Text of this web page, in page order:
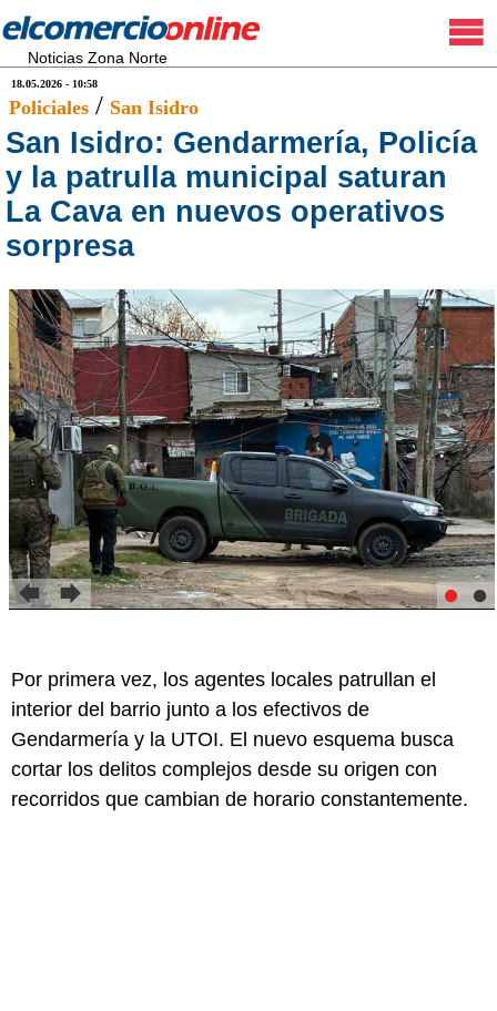
Noticias Zona Norte
18.05.2026 - 10:58
Policiales / San Isidro
San Isidro: Gendarmería, Policía
y la patrulla municipal saturan
La Cava en nuevos operativos
sorpresa
Por primera vez, los agentes locales patrullan el
interior del barrio junto a los efectivos de
Gendarmería y la UTOI. El nuevo esquema busca
cortar los delitos complejos desde su origen con
recorridos que cambian de horario constantemente.